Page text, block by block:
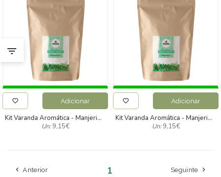
Adicionar
Kit Varanda Aromática - Manjericão
Un:9,15€
Adicionar
Kit Varanda Aromática - Manjerico
Un:9,15€
Anterior 1 Seguinte